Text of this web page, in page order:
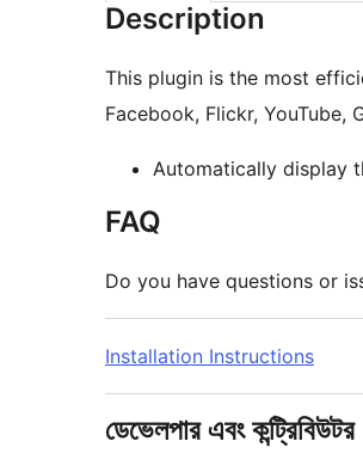
Description
This plugin is the most
Facebook, Flickr, YouTube,
Automatically display
FAQ
Do you have questions or
Installation Instructions
ডেভেলপার এবং কন্ট্রিবিউটর